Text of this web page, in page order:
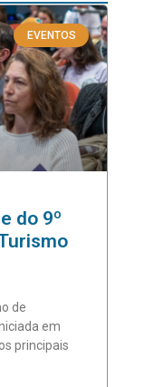
EVENTOS
do 9º
de
em
principais